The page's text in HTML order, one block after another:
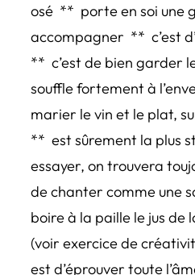
osé ** porte en soi une
accompagner ** c’est
** c’est de bien garder
souffle fortement à
marier le vin et le plat,
** est sûrement la plus
essayer, on trouvera
de chanter comme une
boire à la paille le jus de
(voir exercice de
est d’éprouver toute